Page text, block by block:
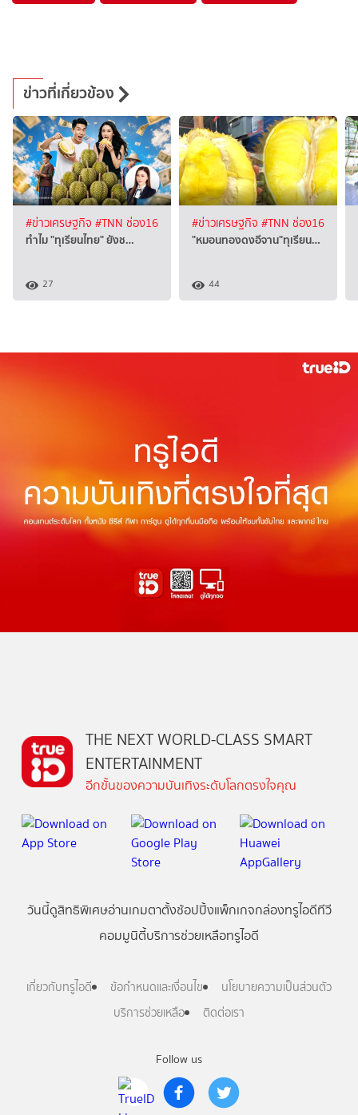
ข่าวที่เกี่ยวข้อง
#ข่าวเศรษฐกิจ #TNN ช่อง16
ทำไม "ทุเรียนไทย" ยังช…
27
#ข่าวเศรษฐกิจ #TNN ช่อง16
"หมอนทองดงอีจาน"ทุเรียน…
44
Follow us
THE NEXT WORLD-CLASS SMART
ENTERTAINMENT
อีกขั้นของความบันเทิงระดับโลกตรงใจคุณ
วันนี้ดูสิทธิพิเศษอ่านเกมตาตั้งช้อปปิ้งแพ็กเกจกล่องทรูไอดีทีวี
คอมมูนิตี้บริการช่วยเหลือทรูไอดี
เกี่ยวกับทรูไอดี ข้อกำหนดและเงื่อนไข
นโยบายความเป็นส่วนตัว
บริการช่วยเหลือ
ติดต่อเรา